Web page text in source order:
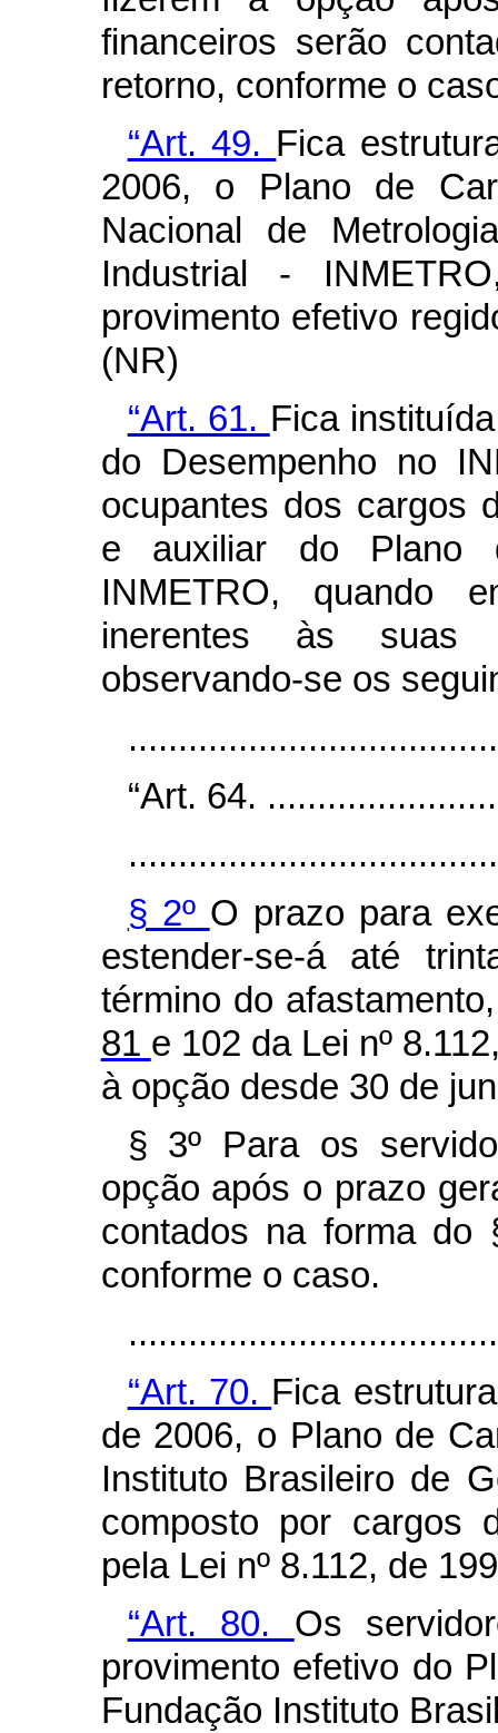
financeiros serão
retorno, conforme o
“Art. 49. Fica
2006, o Plano de
Nacional de
Industrial -
provimento efetivo
(NR)
“Art. 61. Fica
do Desempenho no
ocupantes dos cargos
e auxiliar do Plano
INMETRO, quando
inerentes às suas
observando-se os
“Art. 64.
§ 2º O prazo para
estender-se-á até
término do
81 e 102 da Lei nº
à opção desde 30 de
§ 3º Para os
opção após o prazo
contados na forma
conforme o caso.
“Art. 70. Fica
de 2006, o Plano de
Instituto Brasileiro de
composto por cargos
pela Lei nº 8.112, de
“Art. 80. Os
provimento efetivo do
Fundação Instituto